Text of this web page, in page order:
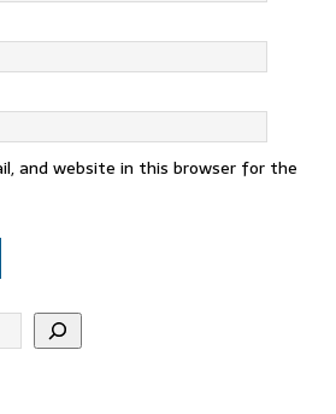
and website in this browser for the